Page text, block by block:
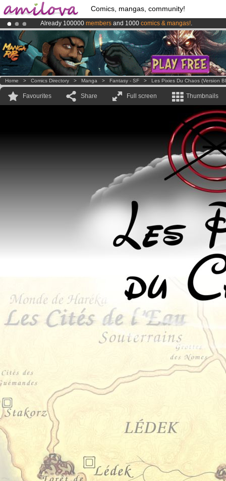
Comics, mangas, community!
Already 100000 members and 1000 comics & mangas!.
Premium membership from3.95 eurosper month !Get membership
AmilovaKickstarter is now LIVE!.
Home > Comics Directory > Manga > Fantasy - SF > Les Pixies Du Chaos (version
Favourites Share Full screen Thumbnails